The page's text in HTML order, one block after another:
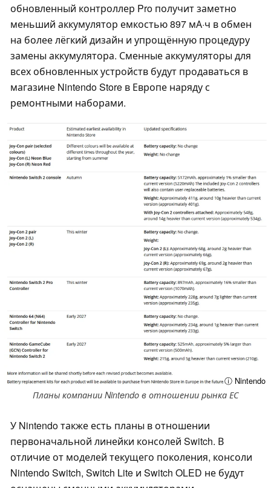
обновленный контроллер Pro получит заметно
меньший аккумулятор емкостью 897 мА·ч в обмен
на более лёгкий дизайн и упрощённую процедуру
замены аккумулятора. Сменные аккумуляторы для
всех обновленных устройств будут продаваться в
магазине Nintendo Store в Европе наряду с
ремонтными наборами.
ⓘ Nintendo
Планы компании Nintendo в отношении рынка ЕС
У Nintendo также есть планы в отношении
первоначальной линейки консолей Switch. В
отличие от моделей текущего поколения, консоли
Nintendo Switch, Switch Lite и Switch OLED не будут